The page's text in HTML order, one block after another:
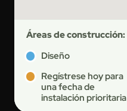
Áreas de construcción:
Diseño
Regístrese hoy para
una fecha de
instalación prioritaria